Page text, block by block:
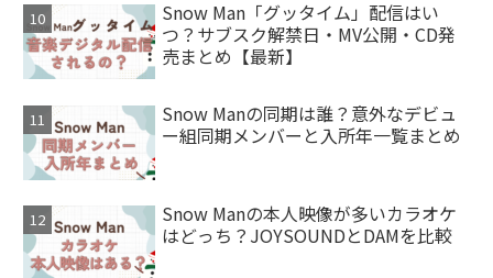
Snow Man「グッタイム」配信はい
つ？サブスク解禁日・MV公開・CD発
売まとめ【最新】
Snow Manの同期は誰？意外なデビュ
ー組同期メンバーと入所年一覧まとめ
Snow Manの本人映像が多いカラオケ
はどっち？JOYSOUNDとDAMを比較